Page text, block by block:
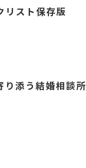
リスト保存版
り添う結婚相談所